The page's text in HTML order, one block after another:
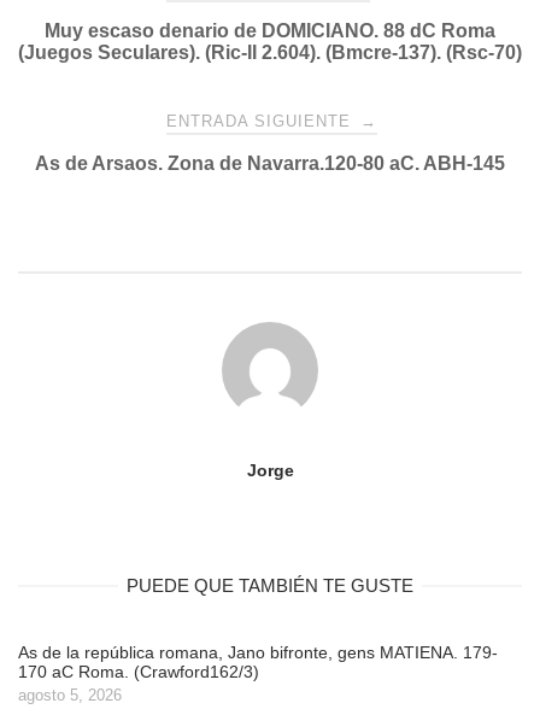
deMuy escaso denario de DOMICIANO. 88 dC Roma
(Juegos Seculares). (Ric-II 2.604). (Bmcre-137). (Rsc-70)
ENTRADA SIGUIENTE →
As de Arsaos. Zona de Navarra.120-80 aC. ABH-145
Jorge
PUEDE QUE TAMBIÉN TE GUSTE
As de la república romana, Jano bifronte, gens MATIENA. 179-
170 aC Roma. (Crawford162/3)
agosto 5, 2026